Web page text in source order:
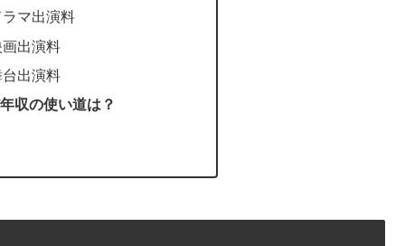
マ出演料
出演料
出演料
収の使い道は？